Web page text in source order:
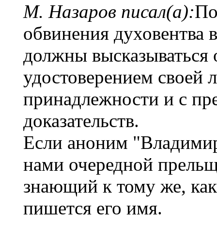
М. Назаров писал(а):
обвинения духовентва
должны высказываться
удостоверением своей
принадлежности и с
доказательств.
Если аноним
нами очередной
знающий к тому же,
пишется его имя.